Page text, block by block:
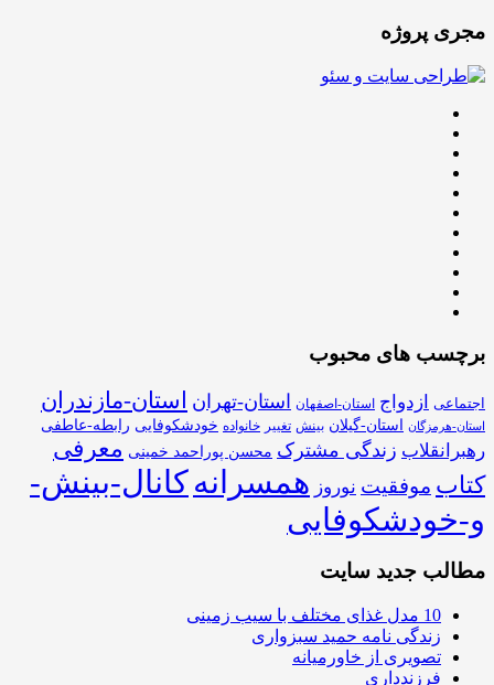
مجری پروژه
برچسب های محبوب
اجتماعی ازدواج استان-اصفهان استان-تهران استان-مازندران
استان-هرمزگان استان-گیلان بینش تغییر خانواده خودشکوفایی رابطه-عاطفی
رهبرانقلاب زندگی مشترک محسن پوراحمد خمینی معرفی
کتاب موفقیت نوروز همسرانهکانال-بینش-
و-خودشکوفایی
مطالب جدید سایت
10 مدل غذای مختلف با سیب زمینی
زندگی نامه حمید سبزواری
تصویری از خاورمیانه
فرزندداری